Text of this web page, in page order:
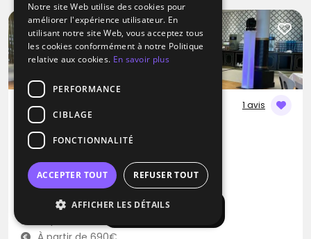
Afficher la carte
1 avis
DJ
Dj Fred
Blues Musique Africaine Zouk
Varennes-sur-Seine (77)
Notre site Web utilise des cookies pour
améliorer l'expérience utilisateur. En
utilisant notre site Web, vous acceptez tous
les cookies conformément à notre Politique
relative aux cookies. En savoir plus
PERFORMANCE
CIBLAGE
FONCTIONNALITÉ
ACCEPTER TOUT REFUSER TOUT
AFFICHER LES DÉTAILS